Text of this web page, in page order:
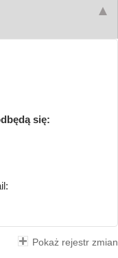
się:
Pokaż rejestr zmian